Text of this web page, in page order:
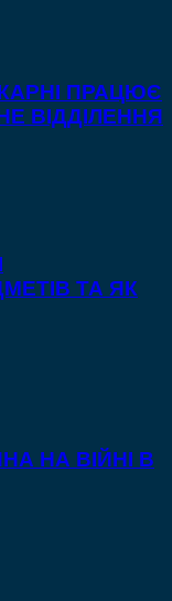
ПРАЦЮЄ
ВІДДІЛЕННЯ
ТА ЯК
НА ВІЙНІ В